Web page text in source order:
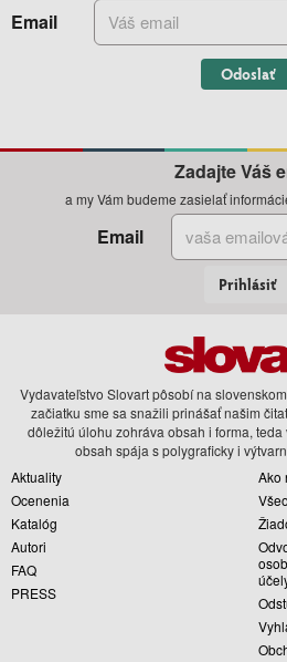
Email
Odoslať
Zadajte Váš
a my Vám budeme zasielať
Email
Prihlásiť
Vydavateľstvo Slovart pôsobí na
začiatku sme sa snažili prinášať našim
dôležitú úlohu zohráva obsah i forma,
obsah spája s polygraficky i
Aktuality
Ocenenia
Katalóg
Autori
FAQ
PRESS
Ako